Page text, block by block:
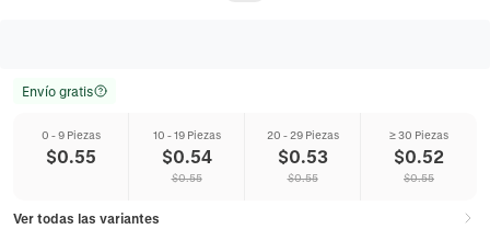
Envío gratis
0 - 9 Piezas
$0.55
10 - 19 Piezas
$0.54
$0.55
20 - 29 Piezas
$0.53
$0.55
≥ 30 Piezas
$0.52
$0.55
Ver todas las variantes